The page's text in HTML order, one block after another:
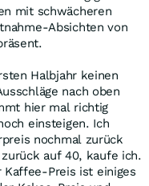
mit schwächeren
Absichten von
Halbjahr keinen
nach oben
hier mal richtig
einsteigen. Ich
nochmal zurück
auf 40, kaufe ich.
Preis ist einiges